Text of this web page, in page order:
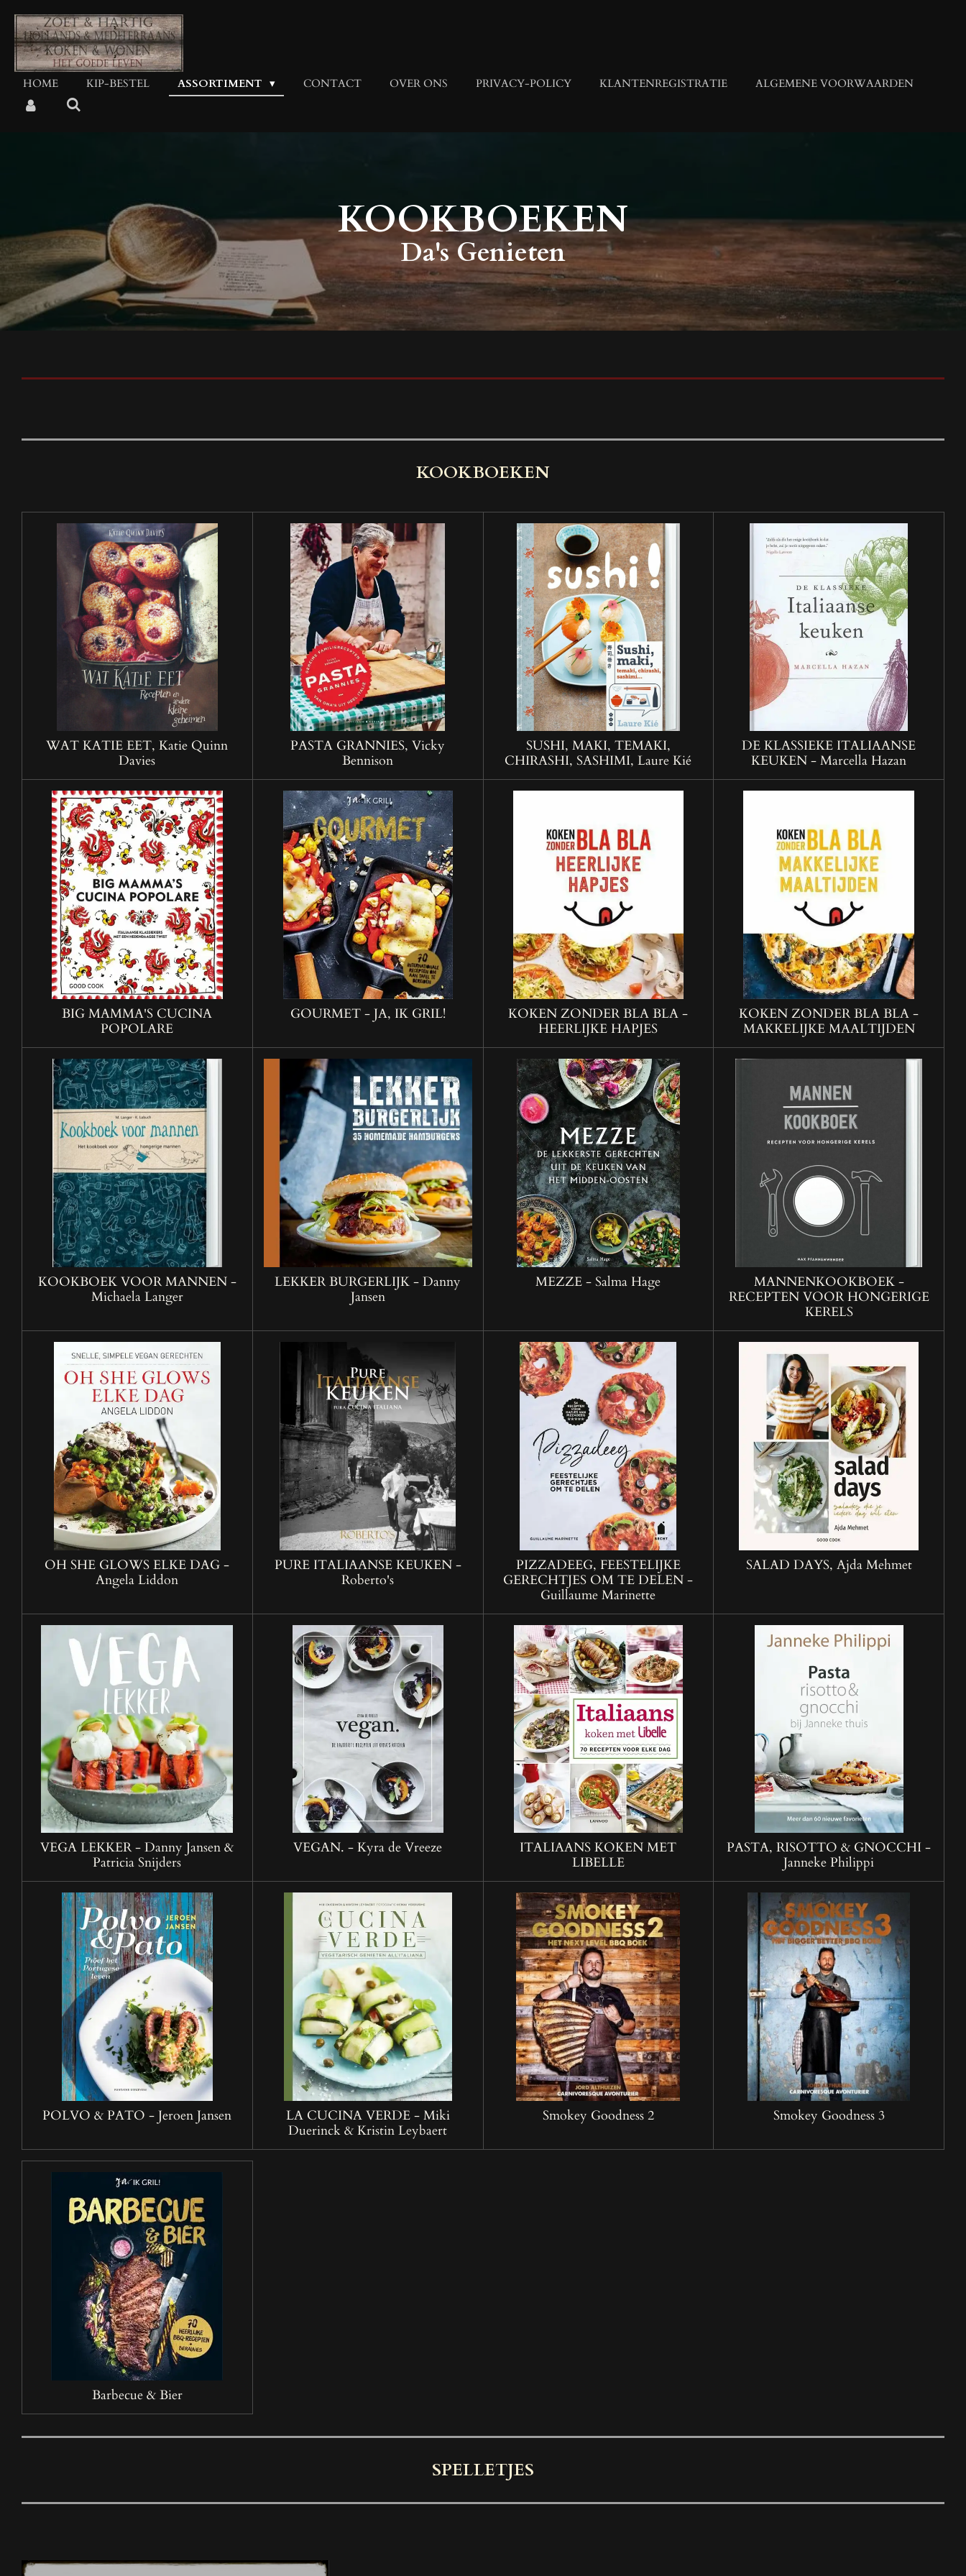
Ga
direct
naar
de
hoofdinhoud
HOME KIP-BESTEL ASSORTIMENT CONTACT OVER ONS PRIVACY-POLICY KLANTENREGISTRATIE ALGEMENE VOORWAARDEN
KOOKBOEKEN
Da's Genieten
KOOKBOEKEN
WAT KATIE EET, Katie Quinn
Davies
PASTA GRANNIES, Vicky
Bennison
SUSHI, MAKI, TEMAKI,
CHIRASHI, SASHIMI, Laure Kié
DE KLASSIEKE ITALIAANSE
KEUKEN - Marcella Hazan
BIG MAMMA'S CUCINA
POPOLARE
GOURMET - JA, IK GRIL!
KOKEN ZONDER BLA BLA -
HEERLIJKE HAPJES
KOKEN ZONDER BLA BLA -
MAKKELIJKE MAALTIJDEN
KOOKBOEK VOOR MANNEN -
Michaela Langer
LEKKER BURGERLIJK - Danny
Jansen
MEZZE - Salma Hage
MANNENKOOKBOEK -
RECEPTEN VOOR HONGERIGE
KERELS
OH SHE GLOWS ELKE DAG -
Angela Liddon
PURE ITALIAANSE KEUKEN -
Roberto's
PIZZADEEG, FEESTELIJKE
GERECHTJES OM TE DELEN -
Guillaume Marinette
SALAD DAYS, Ajda Mehmet
VEGA LEKKER - Danny Jansen &
Patricia Snijders
VEGAN. - Kyra de Vreeze
ITALIAANS KOKEN MET
LIBELLE
PASTA, RISOTTO & GNOCCHI -
Janneke Philippi
POLVO & PATO - Jeroen Jansen
LA CUCINA VERDE - Miki
Duerinck & Kristin Leybaert
Smokey Goodness 2 Smokey Goodness 3
Barbecue & Bier
SPELLETJES